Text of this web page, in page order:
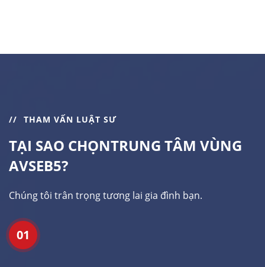
THAM VẤN LUẬT SƯ
TẠI SAO CHỌNTRUNG TÂM VÙNG
AVSEB5?
Chúng tôi trân trọng tương lai gia đình bạn.
01